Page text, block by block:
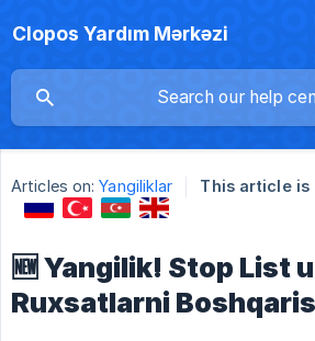
Clopos Yardım Mərkəzi
Articles on: Yangiliklar This article is
🆕 Yangilik! Stop List
Ruxsatlarni